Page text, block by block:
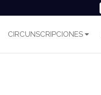
CIRCUNSCRIPCIONES